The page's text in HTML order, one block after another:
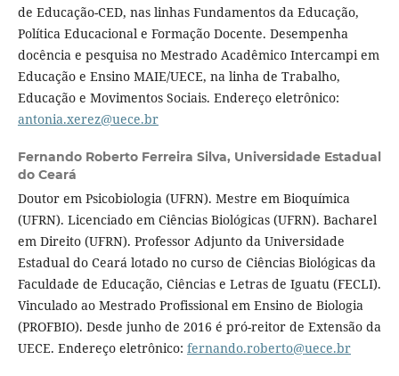
de Educação-CED, nas linhas Fundamentos da Educação,
Política Educacional e Formação Docente. Desempenha
docência e pesquisa no Mestrado Acadêmico Intercampi em
Educação e Ensino MAIE/UECE, na linha de Trabalho,
Educação e Movimentos Sociais. Endereço eletrônico:
antonia.xerez@uece.br
Fernando Roberto Ferreira Silva, Universidade Estadual
do Ceará
Doutor em Psicobiologia (UFRN). Mestre em Bioquímica
(UFRN). Licenciado em Ciências Biológicas (UFRN). Bacharel
em Direito (UFRN). Professor Adjunto da Universidade
Estadual do Ceará lotado no curso de Ciências Biológicas da
Faculdade de Educação, Ciências e Letras de Iguatu (FECLI).
Vinculado ao Mestrado Profissional em Ensino de Biologia
(PROFBIO). Desde junho de 2016 é pró-reitor de Extensão da
UECE. Endereço eletrônico: fernando.roberto@uece.br